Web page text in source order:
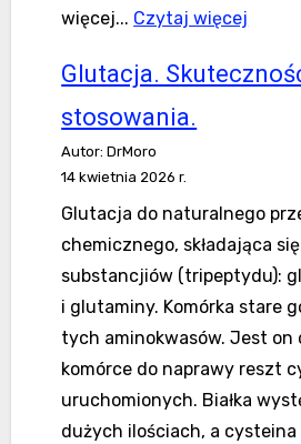
więcej... Czytaj więcej
Glutacja.
stosowania.
Autor: DrMoro
14 kwietnia 2026 r.
Glutacja do naturalnego
chemicznego, składająca
substancjiów (tripeptydu):
i glutaminy. Komórka stare
tych aminokwasów. Jest on
komórce do naprawy reszt
uruchomionych. Białka
dużych ilościach, a